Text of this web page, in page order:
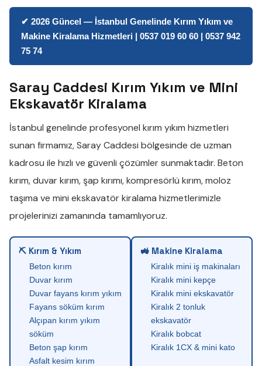
✔ 2026 Güncel — İstanbul Genelinde Kırım Yıkım ve
Makine Kiralama Hizmetleri | 0537 019 60 60 | 0537 942
75 74
Saray Caddesi Kırım Yıkım ve Mini
Ekskavatör Kiralama
İstanbul genelinde profesyonel kırım yıkım hizmetleri
sunan firmamız,Saray Caddesi bölgesinde de uzman
kadrosu ile hızlı ve güvenli çözümler sunmaktadır. Beton
kırım,duvar kırım,şap kırımı,kompresörlü kırım,moloz
taşıma ve mini ekskavatör kiralama hizmetlerimizle
projelerinizi zamanında tamamlıyoruz.
⛏ Kırım & Yıkım
Beton kırım
Duvar kırım
Duvar fayans kırım yıkım
Fayans söküm kırım
Alçıpan kırım yıkım
söküm
Beton şap kırım
Asfalt kesim kırım
🚜 Makine Kiralama
Kiralık mini iş makinaları
Kiralık mini kepçe
Kiralık mini ekskavatör
Kiralık 2 tonluk
ekskavatör
Kiralık bobcat
Kiralık 1CX & mini kato